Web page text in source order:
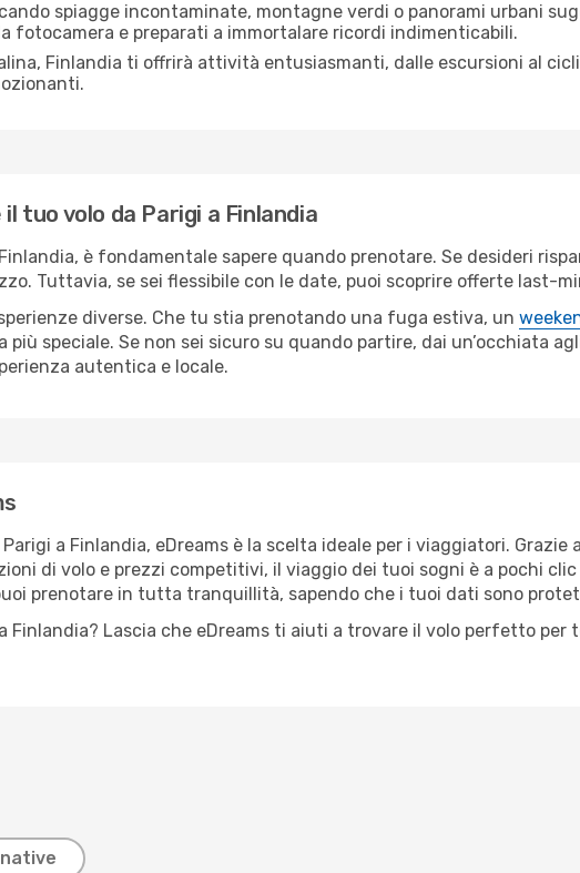
spiagge incontaminate, montagne verdi o panorami urbani
fotocamera e preparati a immortalare ricordi indimenticabili.
Finlandia ti offrirà attività entusiasmanti, dalle escursioni al
tuo volo da Parigi a Finlandia
è fondamentale sapere quando prenotare. Se desideri
Tuttavia, se sei flessibile con le date, puoi scoprire offerte last-
diverse. Che tu stia prenotando una fuga estiva, un
speciale. Se non sei sicuro su quando partire, dai un’occhiata
autentica e locale.
a Finlandia, eDreams è la scelta ideale per i viaggiatori.
di volo e prezzi competitivi, il viaggio dei tuoi sogni è a pochi
prenotare in tutta tranquillità, sapendo che i tuoi dati sono
Finlandia? Lascia che eDreams ti aiuti a trovare il volo perfetto per